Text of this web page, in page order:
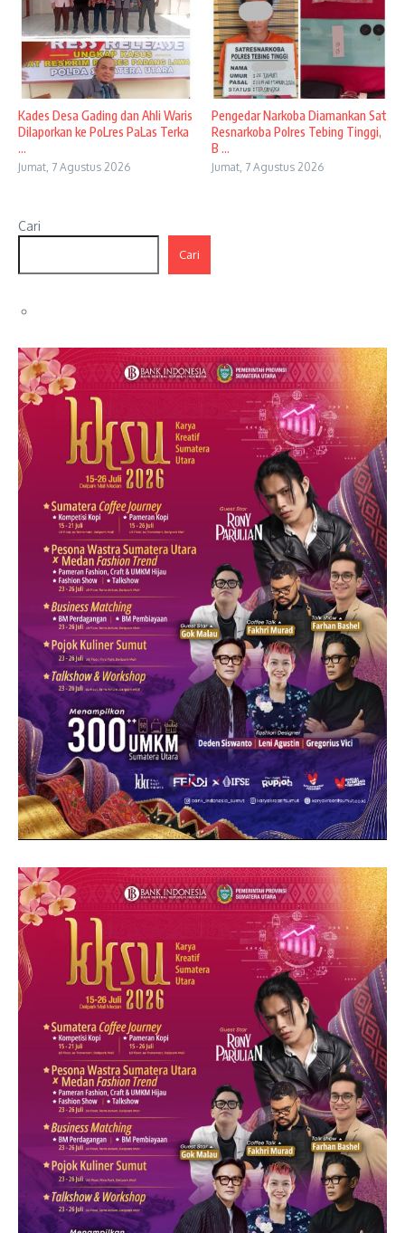
Kades Desa Gading dan Ahli Waris
Dilaporkan ke PoLres PaLas Terka
...
Jumat, 7 Agustus 2026
Pengedar Narkoba Diamankan Sat
Resnarkoba Polres Tebing Tinggi,
B ...
Jumat, 7 Agustus 2026
Cari
Cari